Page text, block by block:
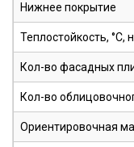
Нижнее покрытие
Теплостойкость, °С,
Кол-во фасадных
Кол-во
Ориентировочная